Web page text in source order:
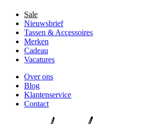
Sale
Nieuwsbrief
Tassen & Accessoires
Merken
Cadeau
Vacatures
Over ons
Blog
Klantenservice
Contact